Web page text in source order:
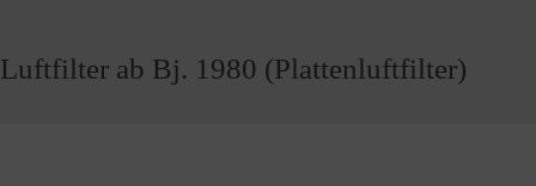
Luftfilter ab Bj. 1980 (Plattenluftfilter)